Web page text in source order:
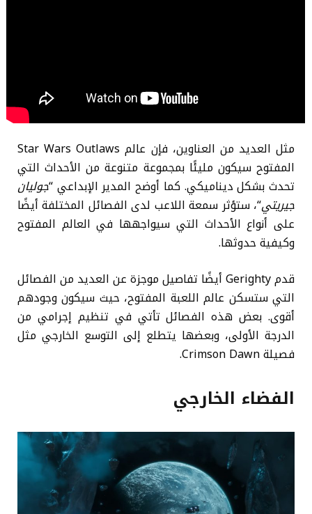
مثل العديد من العناوين، فإن عالم Star Wars Outlaws
المفتوح سيكون مليئًا بمجموعة متنوعة من الأحداث التي
تحدث بشكل ديناميكي. كما أوضح المدير الإبداعي “جوليان
جيريتي“، ستؤثر سمعة اللاعب لدى الفصائل المختلفة أيضًا
على أنواع الأحداث التي سيواجهها في العالم المفتوح
وكيفية حدوثها.
قدم Gerighty أيضًا تفاصيل موجزة عن العديد من الفصائل
التي ستسكن عالم اللعبة المفتوح، حيث سيكون وجودهم
أقوى. بعض هذه الفصائل تأتي في تنظيم إجرامي من
الدرجة الأولى، وبعضها يتطلع إلى التوسع الخارجي مثل
فصيلة Crimson Dawn.
الفضاء الخارجي